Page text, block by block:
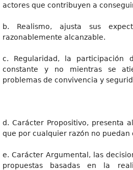
actores que contribuyen a
b. Realismo, ajusta sus
razonablemente alcanzable.
c. Regularidad, la participación
constante y no mientras se
problemas de convivencia y
d. Carácter Propositivo, presenta
que por cualquier razón no puedan
e. Carácter Argumental, las
propuestas basadas en la